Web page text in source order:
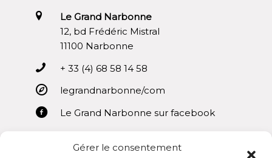
Le Grand Narbonne
12, bd Frédéric Mistral
11100 Narbonne
+ 33 (4) 68 58 14 58
legrandnarbonne/com
Le Grand Narbonne sur facebook
Gérer le consentement